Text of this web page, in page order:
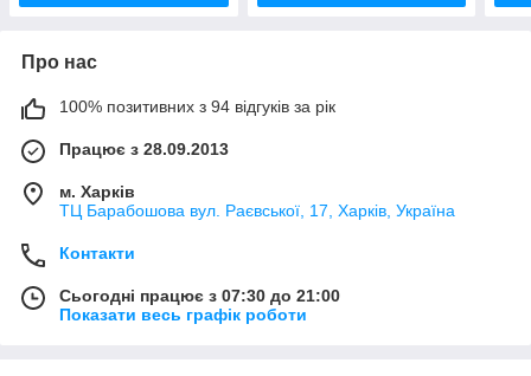
Про нас
100% позитивних з 94 відгуків за рік
Працює з 28.09.2013
м. Харків
ТЦ Барабошова вул. Раєвської, 17, Харків, Україна
Контакти
Сьогодні працює з 07:30 до 21:00
Показати весь графік роботи